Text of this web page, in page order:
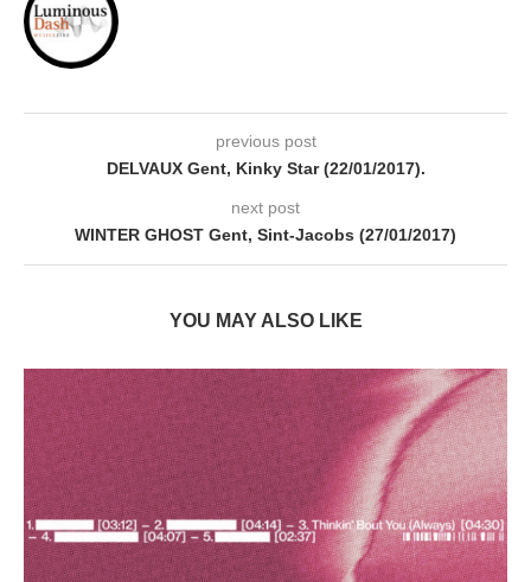
previous post
DELVAUX Gent, Kinky Star (22/01/2017).
next post
WINTER GHOST Gent, Sint-Jacobs (27/01/2017)
YOU MAY ALSO LIKE